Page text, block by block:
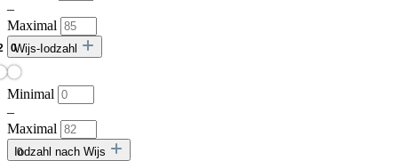
–
Maximal
Wijs-Iodzahl
Minimal
–
Maximal
Iodzahl nach Wijs